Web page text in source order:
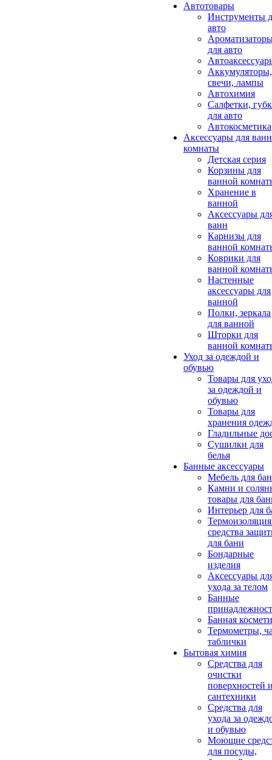
Автотовары
Инструменты
авто
для авто
Аккумуляторы,
свечи, лампы
Автохимия
Салфетки,
для авто
Автокосметика
Аксессуары для
комнаты
Детская серия
Корзины для
ванной
Хранение в
ванной
Аксессуары
ванн
Карнизы для
ванной
Коврики для
ванной
Настенные
аксессуары для
ванной
Полки, зеркала
для ванной
Шторки для
ванной
Уход за одеждой и
обувью
Товары для
за одеждой и
обувью
Товары для
хранения
Гладильные
Сушилки для
белья
Банные аксессуары
Мебель для
Камни и
товары для
Интерьер для
средства
для бани
Бондарные
изделия
Аксеcсуары
ухода за телом
Банные
Банная
Термометры,
таблички
Бытовая химия
Средства для
очистки
поверхностей
сантехники
Средства для
ухода за
и обувью
Моющие
для посуды,